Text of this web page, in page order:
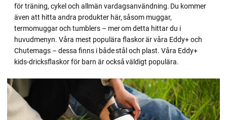
för träning, cykel och allmän vardagsanvändning. Du kommer
även att hitta andra produkter här, såsom muggar,
termomuggar och tumblers – mer om detta hittar du i
huvudmenyn. Våra mest populära flaskor är våra Eddy+ och
Chutemags – dessa finns i både stål och plast. Våra Eddy+
kids-dricksflaskor för barn är också väldigt populära.